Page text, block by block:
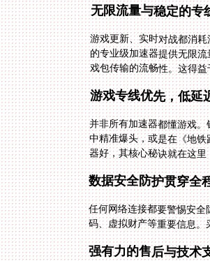
无限流量与稳定的专
游戏更新、实时对战都消
的专业级加速器提供无限
戏包传输的流畅性。这得
游戏专线优先，低延
并非所有加速器都懂游戏
中精准爆头，或是在《地
器好，其核心秘诀就在这
数据安全防护贯穿全
任何网络连接都要警惕安
码、虚拟财产等重要信息
强有力的售后与技术